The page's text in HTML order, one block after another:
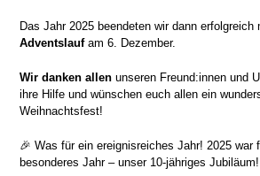
Das Jahr 2025 beendeten wir dann erfolgreich
Adventslaufam 6. Dezember.
Wir danken allen unseren Freund:innen und
ihre Hilfe und wünschen euch allen ein
Weihnachtsfest!
🎉 Was für ein ereignisreiches Jahr! 2025 war
besonderes Jahr – unser 10-jähriges